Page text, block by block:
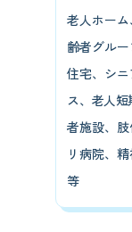
老人ホー
齢者グル
住宅、シ
ス、老人
者施設、
リ病院、
等